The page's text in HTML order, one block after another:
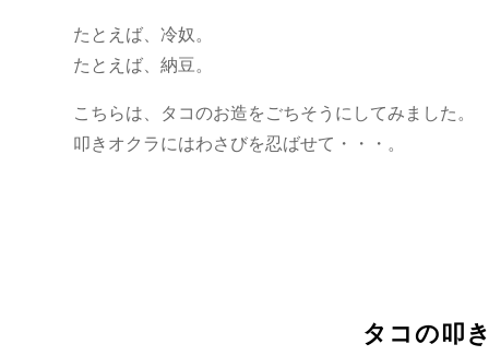
たとえば、冷奴。
たとえば、納豆。
こちらは、タコのお造をごちそうにしてみました。
叩きオクラにはわさびを忍ばせて・・・。
タコの叩